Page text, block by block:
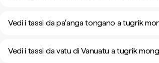
Vedi i tassi da paʻanga tongano a tugrik
Vedi i tassi da vatu di Vanuatu a tugrik